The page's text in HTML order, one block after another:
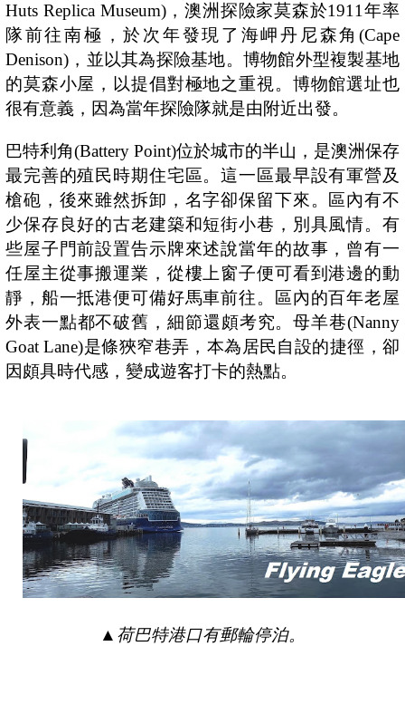
Huts Replica Museum)，澳洲探險家莫森於1911 年率
隊前往南極，於次年發現了海岬丹尼森角 (Cape
Denison) ，並以其為探險基地。博物館外型複製基地
的莫森小屋，以提倡對極地之重視。博物館選址也
很有意義，因為當年探險隊就是由附近出發。
巴特利角(Battery Point)位於城市的半山，是澳洲保存
最完善的殖民時期住宅區。這一區最早設有軍營及
槍砲，後來雖然拆卸，名字卻保留下來。區內有不
少保存良好的古老建築和短街小巷，別具風情。有
些屋子門前設置告示牌來述說當年的故事，曾有一
任屋主從事搬運業，從樓上窗子便可看到港邊的動
靜，船一抵港便可備好馬車前往。區內的百年老屋
外表一點都不破舊，細節還頗考究。母羊巷(Nanny
Goat Lane)是條狹窄巷弄，本為居民自設的捷徑，卻
因頗具時代感，變成遊客打卡的熱點。
▲ 荷巴特港口有郵輪停泊。